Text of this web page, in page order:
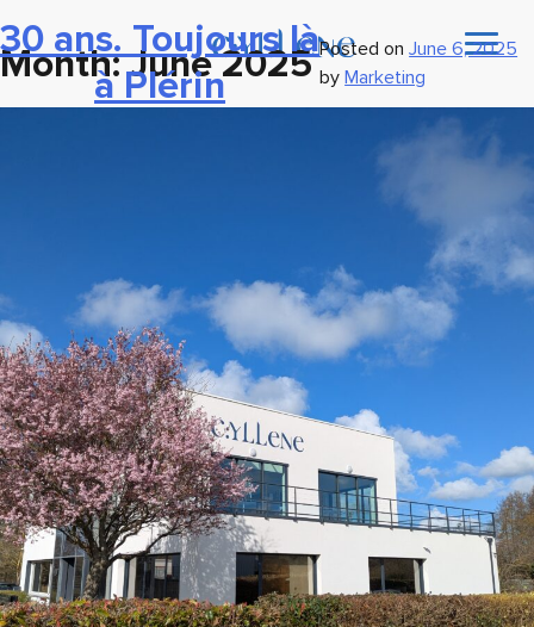
Month:June 2025
30 ans. Toujours là
à Plérin
Posted onJune 6, 2025
byMarketing